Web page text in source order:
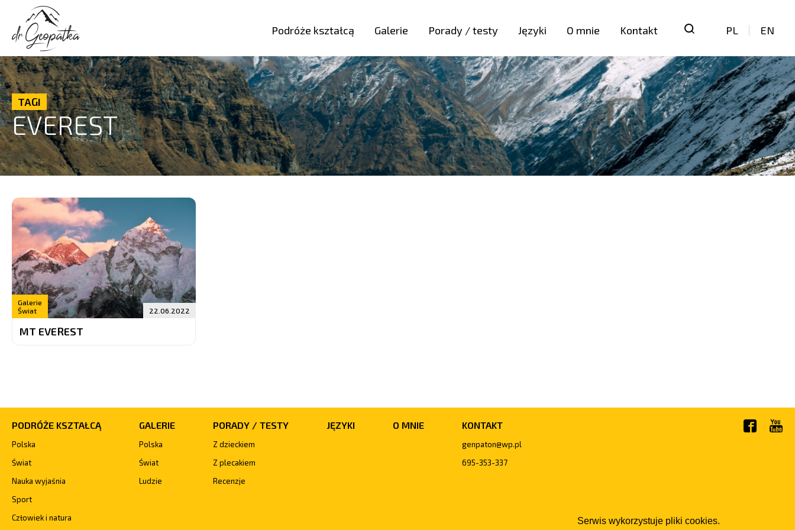
Podróże kształcą Galerie Porady / testy Języki O mnie Kontakt PL EN
TAGI
EVEREST
Galerie
Świat
22.06.2022
MT EVEREST
PODRÓŻE KSZTAŁCĄ
Polska
Świat
Nauka wyjaśnia
Sport
Człowiek i natura
GALERIE
Polska
Świat
Ludzie
PORADY / TESTY
Z dzieckiem
Z plecakiem
Recenzje
JĘZYKI O MNIE KONTAKT
genpaton@wp.pl
695-353-337
Serwis wykorzystuje pliki cookies.